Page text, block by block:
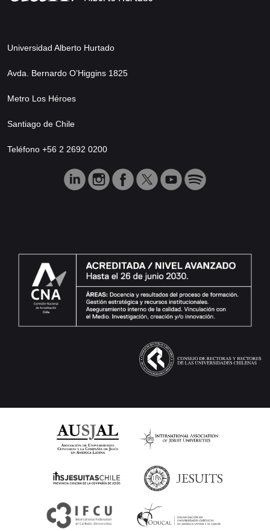
Universidad Alberto Hurtado
Avda. Bernardo O’Higgins 1825
Metro Los Héroes
Santiago de Chile
Teléfono +56 2 2692 0200